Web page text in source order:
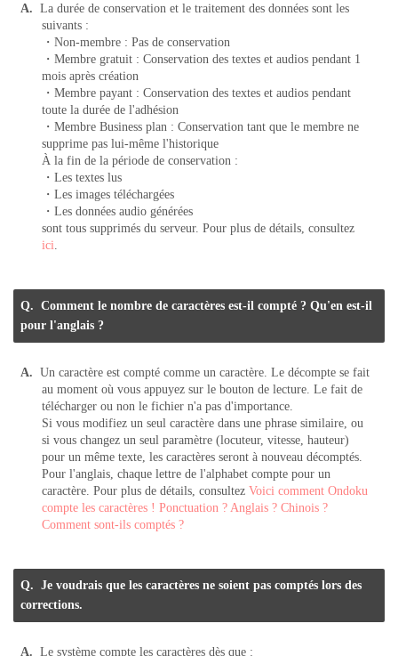
La durée de conservation et le traitement des données sont les
suivants :
・Non-membre : Pas de conservation
・Membre gratuit : Conservation des textes et audios pendant 1
mois après création
・Membre payant : Conservation des textes et audios pendant
toute la durée de l'adhésion
・Membre Business plan : Conservation tant que le membre ne
supprime pas lui-même l'historique
À la fin de la période de conservation :
・Les textes lus
・Les images téléchargées
・Les données audio générées
sont tous supprimés du serveur. Pour plus de détails, consultez
ici
Comment le nombre de caractères est-il compté ? Qu'en est-il
pour l'anglais ?
Un caractère est compté comme un caractère. Le décompte se fait
au moment où vous appuyez sur le bouton de lecture. Le fait de
télécharger ou non le fichier n'a pas d'importance.
Si vous modifiez un seul caractère dans une phrase similaire, ou
si vous changez un seul paramètre (locuteur, vitesse, hauteur)
pour un même texte, les caractères seront à nouveau décomptés.
Pour l'anglais, chaque lettre de l'alphabet compte pour un
caractère. Pour plus de détails, consultez Voici comment Ondoku
compte les caractères ! Ponctuation ? Anglais ? Chinois ?
Comment sont-ils comptés ?
Je voudrais que les caractères ne soient pas comptés lors des
corrections.
Le système compte les caractères dès que :